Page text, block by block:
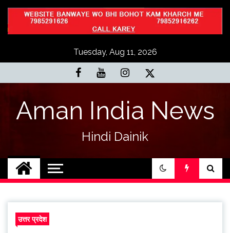
Skip
content
Tuesday, Aug 11, 2026
Aman India News
Hindi Dainik
उत्तर प्रदेश